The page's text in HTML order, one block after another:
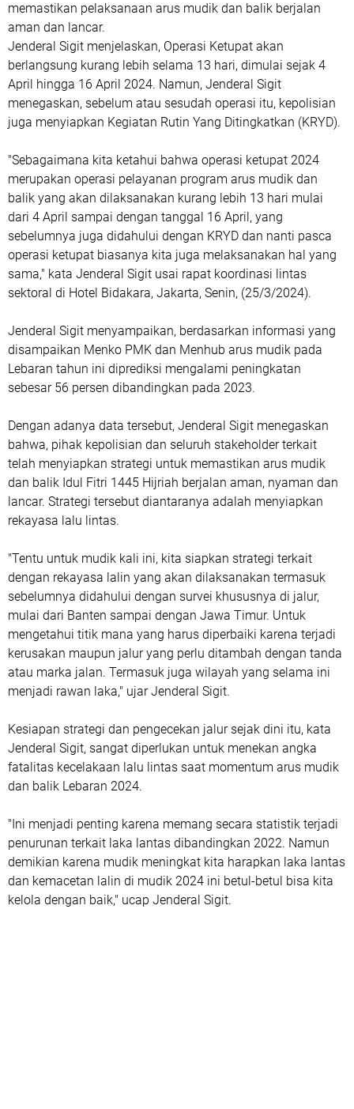
memastikan pelaksanaan arus mudik dan balik berjalan
aman dan lancar.
Jenderal Sigit menjelaskan, Operasi Ketupat akan
berlangsung kurang lebih selama 13 hari, dimulai sejak 4
April hingga 16 April 2024. Namun, Jenderal Sigit
menegaskan, sebelum atau sesudah operasi itu, kepolisian
juga menyiapkan Kegiatan Rutin Yang Ditingkatkan (KRYD).
"Sebagaimana kita ketahui bahwa operasi ketupat 2024
merupakan operasi pelayanan program arus mudik dan
balik yang akan dilaksanakan kurang lebih 13 hari mulai
dari 4 April sampai dengan tanggal 16 April, yang
sebelumnya juga didahului dengan KRYD dan nanti pasca
operasi ketupat biasanya kita juga melaksanakan hal yang
sama," kata Jenderal Sigit usai rapat koordinasi lintas
sektoral di Hotel Bidakara, Jakarta, Senin, (25/3/2024).
Jenderal Sigit menyampaikan, berdasarkan informasi yang
disampaikan Menko PMK dan Menhub arus mudik pada
Lebaran tahun ini diprediksi mengalami peningkatan
sebesar 56 persen dibandingkan pada 2023.
Dengan adanya data tersebut, Jenderal Sigit menegaskan
bahwa, pihak kepolisian dan seluruh stakeholder terkait
telah menyiapkan strategi untuk memastikan arus mudik
dan balik Idul Fitri 1445 Hijriah berjalan aman, nyaman dan
lancar. Strategi tersebut diantaranya adalah menyiapkan
rekayasa lalu lintas.
"Tentu untuk mudik kali ini, kita siapkan strategi terkait
dengan rekayasa lalin yang akan dilaksanakan termasuk
sebelumnya didahului dengan survei khususnya di jalur,
mulai dari Banten sampai dengan Jawa Timur. Untuk
mengetahui titik mana yang harus diperbaiki karena terjadi
kerusakan maupun jalur yang perlu ditambah dengan tanda
atau marka jalan. Termasuk juga wilayah yang selama ini
menjadi rawan laka," ujar Jenderal Sigit.
Kesiapan strategi dan pengecekan jalur sejak dini itu, kata
Jenderal Sigit, sangat diperlukan untuk menekan angka
fatalitas kecelakaan lalu lintas saat momentum arus mudik
dan balik Lebaran 2024.
"Ini menjadi penting karena memang secara statistik terjadi
penurunan terkait laka lantas dibandingkan 2022. Namun
demikian karena mudik meningkat kita harapkan laka lantas
dan kemacetan lalin di mudik 2024 ini betul-betul bisa kita
kelola dengan baik," ucap Jenderal Sigit.